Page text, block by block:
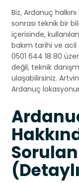
Biz, Ardanuç
sonrası teknik bir
içerisinde,
bakım tarihi ve
0501 644 18 80
değil, teknik
ulaşabilirsiniz.
Ardanuç